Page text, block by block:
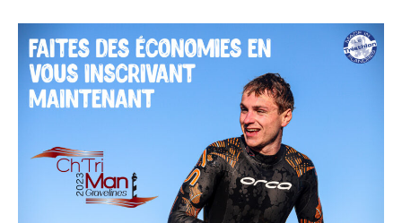
des
tarifs
préférentiels